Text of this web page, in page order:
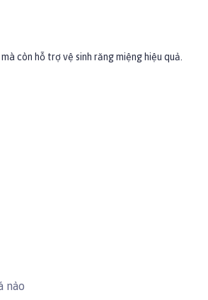
còn hỗ trợ vệ sinh răng miệng hiệu quả.
nào